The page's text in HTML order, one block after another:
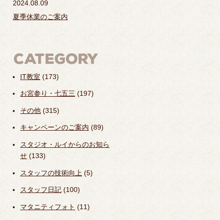
2024.08.09
夏季休業のご案内
IT教室 (173)
お宮参り・七五三 (197)
その他 (315)
キャンペーンのご案内 (89)
スタジオ・ルイからのお知ら
せ (133)
スタッフの技術向上 (5)
スタッフ日記 (100)
マタニティフォト (11)